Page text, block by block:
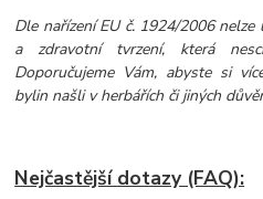
Dle nařízení EU č. 1924/2006
a zdravotní tvrzení, která
Doporučujeme Vám, abyste si
bylin našli v herbářích či jiných
Nejčastější dotazy (FAQ):